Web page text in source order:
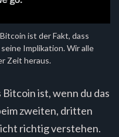
ist der Fakt, dass
Implikation. Wir alle
Zeit heraus.
ist, wenn du das
zweiten, dritten
richtig verstehen.